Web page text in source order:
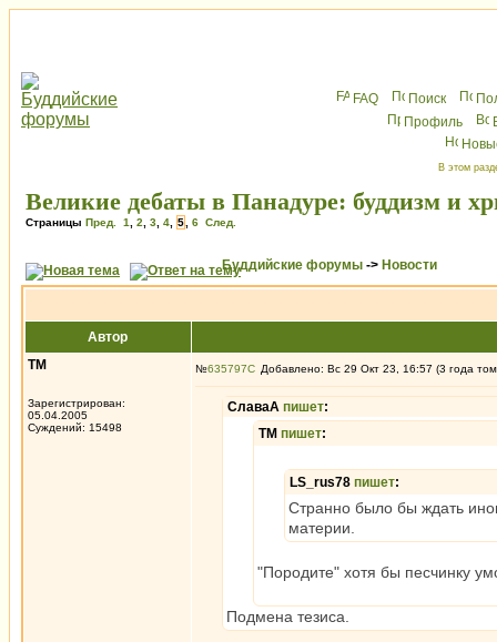
FAQ Поиск
Профиль
В этом
Великие дебаты в Панадуре: буддизм и
Страницы Пред. 1 2 3 4 5 6 След.
Буддийские форумы -> Новости
Автор
ТМ
Зарегистрирован:
05.04.2005
Суждений: 15498
№635797 Добавлено: Вс 29 Окт 23, 16:57 (3 года
СлаваА пишет:
ТМ пишет:
LS_rus78 пишет:
Странно было бы ждать
материи.
"Породите" хотя бы песчинку
Подмена тезиса.